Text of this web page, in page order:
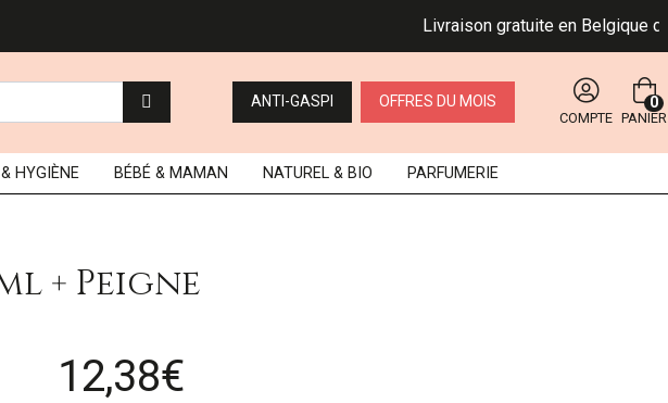
Livraison gratuite en Belgique dès
ANTI-GASPI OFFRES DU MOIS
COMPTE PANIER
0
& HYGIÈNE BÉBÉ & MAMAN NATUREL & BIO PARFUMERIE
+ Peigne
12,38€